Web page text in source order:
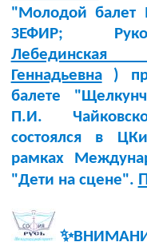
"Молодой балет
ЗЕФИР;
Геннадьевна)
балете
П.И.
состоялся в
рамках
"Дети на сцене".